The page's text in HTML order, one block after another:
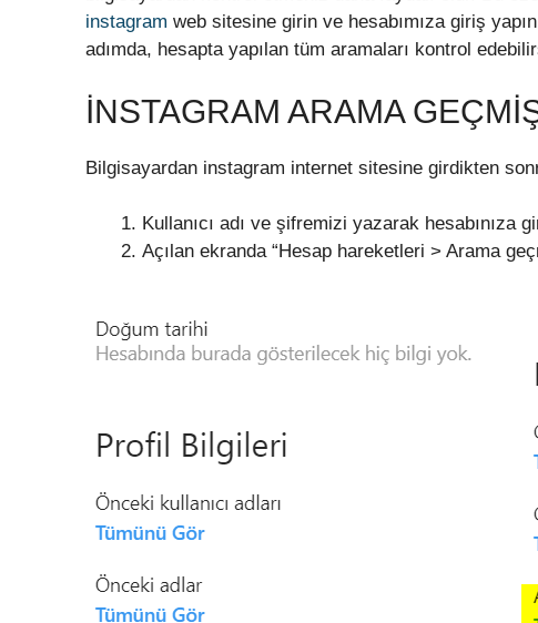
instagram web sitesine girin ve hesabımıza giriş
adımda, hesapta yapılan tüm aramaları kontrol
INSTAGRAM ARAMA
Bilgisayardan instagram internet sitesine girdikten
Kullanıcı adı ve şifremizi yazarak hesabınıza
Açılan ekranda “Hesap hareketleri > Arama